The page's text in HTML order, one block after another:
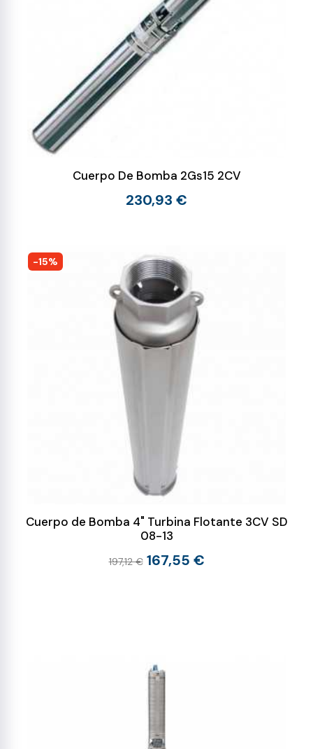
Cuerpo De Bomba 2Gs15 2CV
230,93 €
-15%
Cuerpo de Bomba 4" Turbina Flotante 3CV SD
08-13
197,12 € 167,55 €